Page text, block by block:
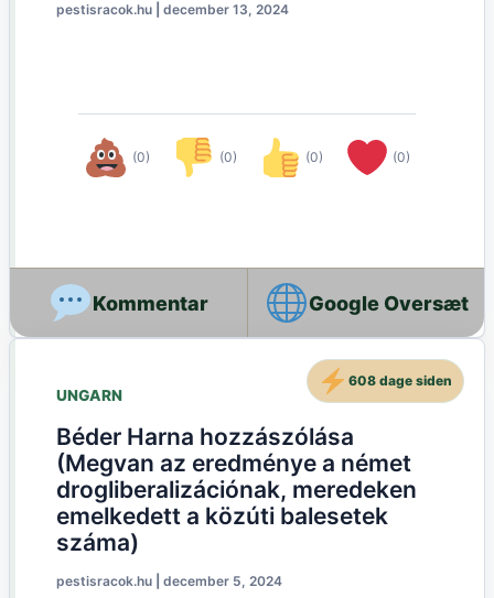
pestisracok.hu december 13, 2024
(0) (0) (0) (0)
Google Oversæt
UNGARN
Béder Harna hozzászólása
(Megvan az eredménye a német
drogliberalizációnak, meredeken
emelkedett a közúti balesetek
száma)
pestisracok.hu december 5, 2024
608 dage siden